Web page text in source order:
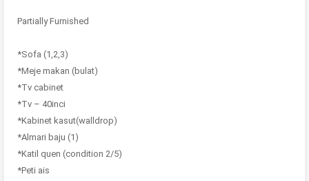
Partially Furnished
*Sofa (1,2,3)
*Meje makan (bulat)
*Tv cabinet
*Tv – 40inci
*Kabinet kasut(walldrop)
*Almari baju (1)
*Katil quen (condition 2/5)
*Peti ais